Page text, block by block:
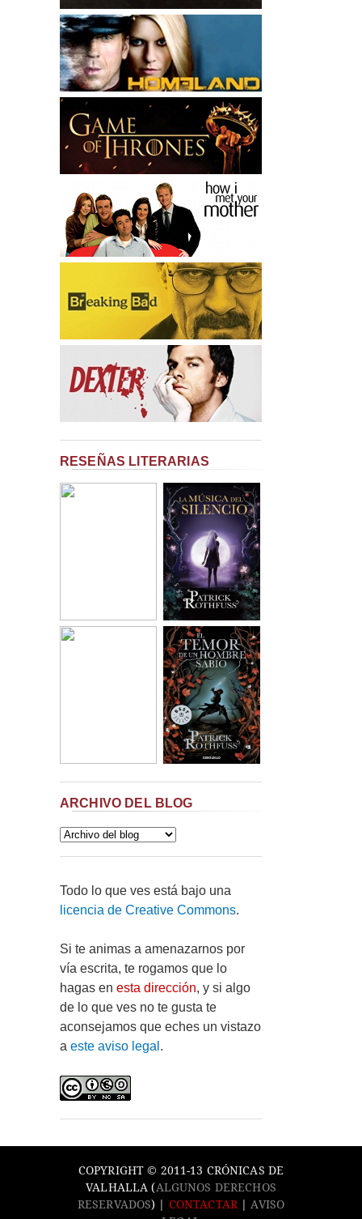
RESEÑAS LITERARIAS
ARCHIVO DEL BLOG
Todo lo que ves está bajo una
licencia de Creative Commons.
Si te animas a amenazarnos por
vía escrita, te rogamos que lo
hagas en esta dirección, y si algo
de lo que ves no te gusta te
aconsejamos que eches un vistazo
a este aviso legal .
COPYRIGHT © 2011-13 CRÓNICAS DE
VALHALLA (ALGUNOS DERECHOS
RESERVADOS) | CONTACTAR
AVISO